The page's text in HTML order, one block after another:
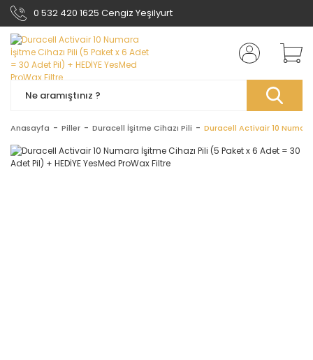
0 532 420 1625 Cengiz Yeşilyurt
Anasayfa Piller Duracell İşitme Cihazı Pili Duracell Activair 10